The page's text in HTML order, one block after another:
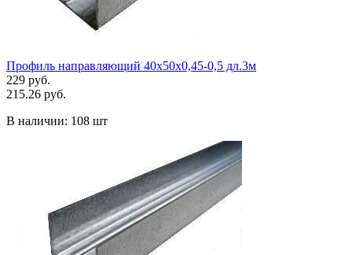
Профиль направляющий 40х50х0,45-0,5 дл.3м
229 руб.
215.26 руб.
В наличии: 108 шт